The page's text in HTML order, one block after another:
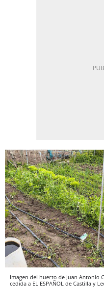
Imagen del huerto de Juan Antonio
cedida a EL ESPAÑOL de Castilla y